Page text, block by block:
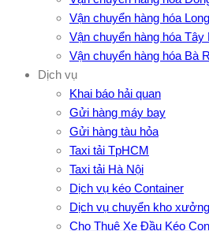
Vận chuyển hàng hóa
Vận chuyển hàng hóa Tây
Vận chuyển hàng hóa Bà
Dịch vụ
Khai báo hải quan
Gửi hàng máy bay
Gửi hàng tàu hỏa
Taxi tải TpHCM
Taxi tải Hà Nội
Dịch vụ kéo Container
Dịch vụ chuyển kho xưởng
Cho Thuê Xe Đầu Kéo